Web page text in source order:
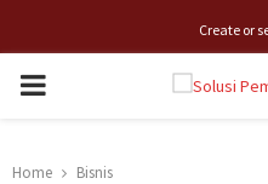
Create or
PRIMARY
Home
Bisnis